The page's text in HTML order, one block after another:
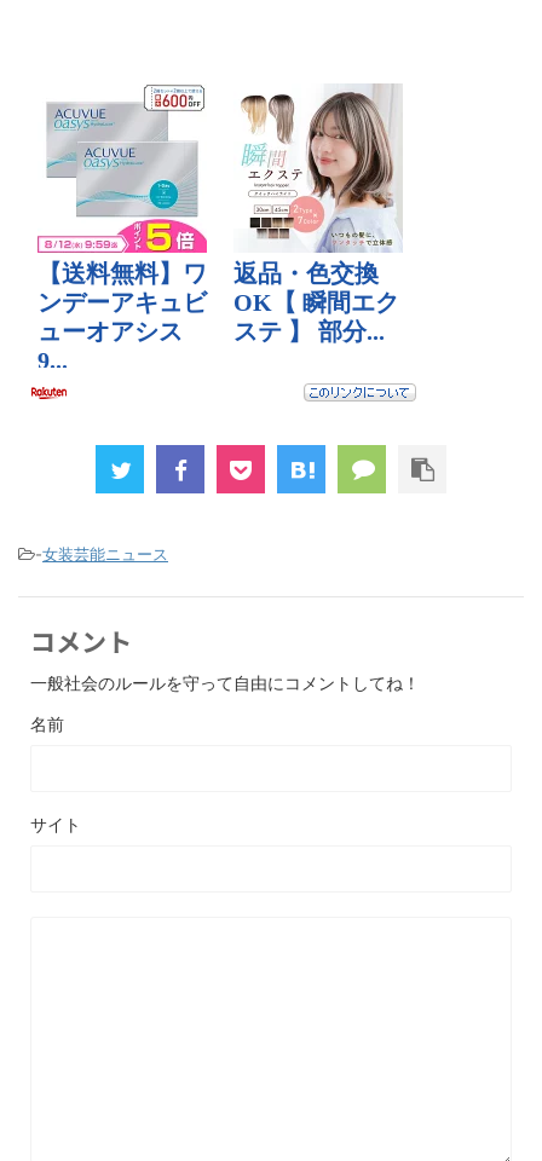
-女装芸能ニュース
コメント
一般社会のルールを守って自由にコメントしてね！
名前
サイト